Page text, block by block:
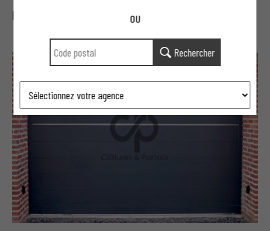
Portails Moderne aluminium aéré
OU
Rechercher